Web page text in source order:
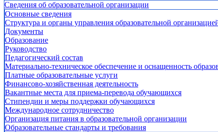
Сведения об образовательной организации
Основные сведения
Структура и органы управления образовательной
Документы
Образование
Руководство
Педагогический состав
Материально-техническое обеспечение и оснащенность
Платные образовательные услуги
Финансово-хозяйственная деятельность
Вакантные места для приема-перевода обучающихся
Стипендии и меры поддержки обучающихся
Международное сотрудничество
Организация питания в образовательной организации
Образовательные стандарты и требования